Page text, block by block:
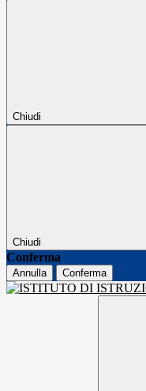
Chiudi
Chiudi
Conferma
Annulla Conferma